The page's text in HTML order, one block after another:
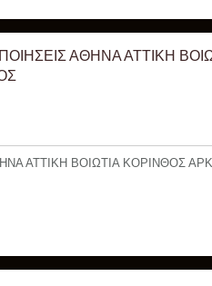
ΑΘΗΝΑ ΑΤΤΙΚΗ
ΑΤΤΙΚΗ ΒΟΙΩΤΙΑ ΚΟΡΙΝΘΟΣ